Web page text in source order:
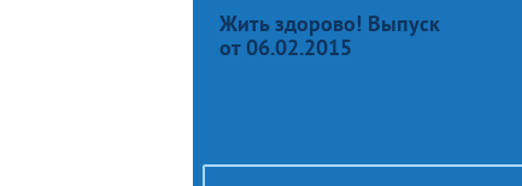
Жить здорово! Выпуск
от 06.02.2015